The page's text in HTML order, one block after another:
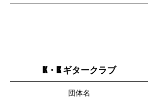
K・K ギタークラブ
団体名